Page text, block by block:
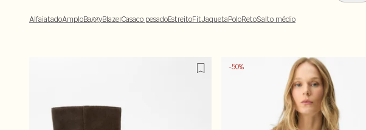
AlfaiatadoAmploBaggyBlazerCasaco pesadoEstreitoFitJaquetaPoloRetoSalto médio
-50%